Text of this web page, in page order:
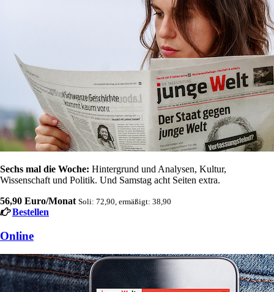
Sechs mal die Woche: Hintergrund und Analysen, Kultur,
Wissenschaft und Politik. Und Samstag acht Seiten extra.
56,90 Euro/Monat Soli: 72,90, ermäßigt: 38,90
Bestellen
Online